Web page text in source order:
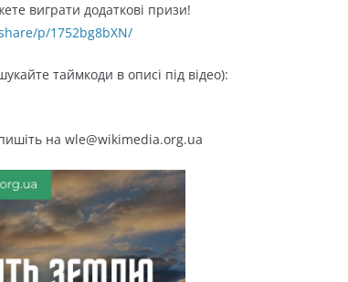
виграти додаткові призи!
p/1752bg8bXN/
таймкоди в описі під відео):
на wle@wikimedia.org.ua